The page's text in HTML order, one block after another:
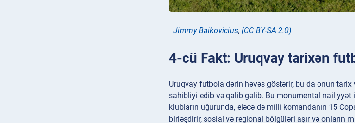
Jimmy Baikovicius, (CC BY-SA 2.0)
4-cü Fakt: Uruqvay tarixən
Uruqvay futbola dərin həvəs göstərir, bu da onun
sahibliyi edib və qalib gəlib. Bu monumental nailiyyət
klubların uğurunda, eləcə də milli komandanın 15
birləşdirir, sosial və regional bölgüləri aşır və onların